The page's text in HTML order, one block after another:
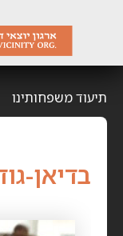
תיעוד משפחותינו
בדיאן-